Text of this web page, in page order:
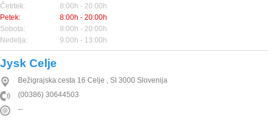
Četrtek:
8:00h - 20:00h
Petek:
8:00h - 20:00h
Sobota:
8:00h - 20:00h
Nedelja:
9:00h - 13:00h
Jysk Celje
Bežigrajska cesta 16 Celje , SI 3000 Slovenija
(00386) 30644503
--